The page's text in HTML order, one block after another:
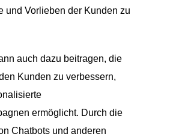
und Vorlieben der Kunden zu
auch dazu beitragen, die
Kunden zu verbessern,
ermöglicht. Durch die
Chatbots und anderen